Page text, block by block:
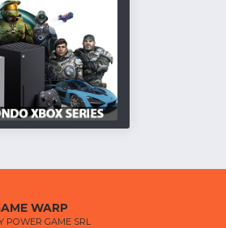
WARP
POWER GAME SRL